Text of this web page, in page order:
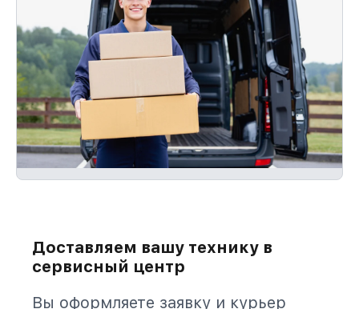
Доставляем вашу технику в
сервисный центр
Вы оформляете заявку и курьер